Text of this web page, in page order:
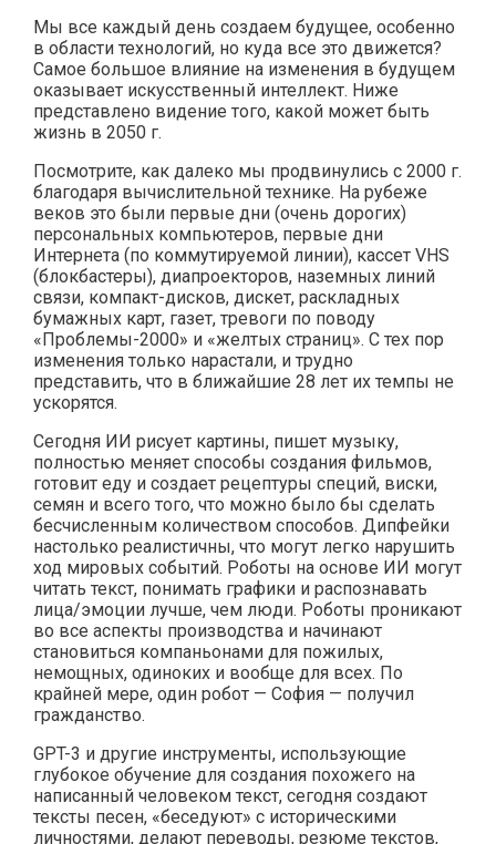
Мы все каждый день создаем будущее, особенно
в области технологий, но куда все это движется?
Самое большое влияние на изменения в будущем
оказывает искусственный интеллект. Ниже
представлено видение того, какой может быть
жизнь в 2050 г.
Посмотрите, как далеко мы продвинулись с 2000 г.
благодаря вычислительной технике. На рубеже
веков это были первые дни (очень дорогих)
персональных компьютеров, первые дни
Интернета (по коммутируемой линии), кассет VHS
(блокбастеры), диапроекторов, наземных линий
связи, компакт-дисков, дискет, раскладных
бумажных карт, газет, тревоги по поводу
«Проблемы-2000» и «желтых страниц». С тех пор
изменения только нарастали, и трудно
представить, что в ближайшие 28 лет их темпы не
ускорятся.
Сегодня ИИ рисует картины, пишет музыку,
полностью меняет способы создания фильмов,
готовит еду и создает рецептуры специй, виски,
семян и всего того, что можно было бы сделать
бесчисленным количеством способов. Дипфейки
настолько реалистичны, что могут легко нарушить
ход мировых событий. Роботы на основе ИИ могут
читать текст, понимать графики и распознавать
лица/эмоции лучше, чем люди. Роботы проникают
во все аспекты производства и начинают
становиться компаньонами для пожилых,
немощных, одиноких и вообще для всех. По
крайней мере, один робот — София — получил
гражданство.
GPT-3 и другие инструменты, использующие
глубокое обучение для создания похожего на
написанный человеком текст, сегодня создают
тексты песен, «беседуют» с историческими
личностями, делают переводы, резюме текстов,